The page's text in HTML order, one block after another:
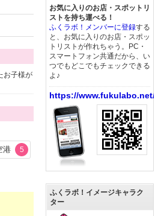
お子様が
港 5
お気に入りのお店・スポットリ
ストを持ち運べる！
ふくラボ！メンバーに登録する
と、お気に入りのお店・スポッ
トリストが作れちゃう。PC・
スマートフォン共通だから、い
つでもどこでもチェックできる
よ♪
https://www.fukulabo.net/
ふくラボ！イメージキャラク
ター